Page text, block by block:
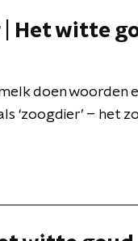
Het witte
doen woorden
‘zoogdier’ – het